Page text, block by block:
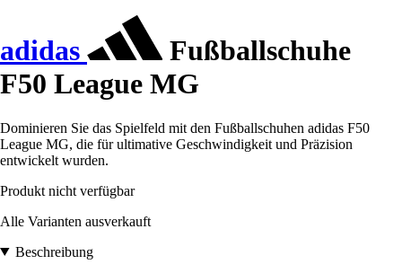
adidas
Fußballschuhe
F50 League MG
Dominieren Sie das Spielfeld mit den Fußballschuhen adidas F50
League MG, die für ultimative Geschwindigkeit und Präzision
entwickelt wurden.
Produkt nicht verfügbar
Alle Varianten ausverkauft
Beschreibung